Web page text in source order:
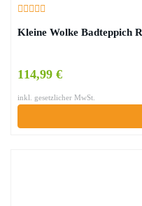
Kleine Wolke Badteppich
114,99 €
inkl. gesetzlicher MwSt.